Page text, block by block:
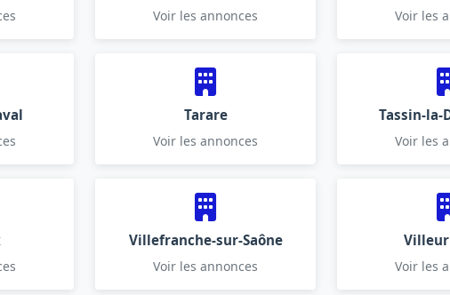
Voir les annonces Voir les
Tarare
Voir les annonces
Tassin-la-
Voir les
Villefranche-sur-Saône
Voir les annonces Voir les